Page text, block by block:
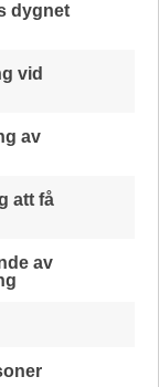
dygnet
vid
av
att få
av